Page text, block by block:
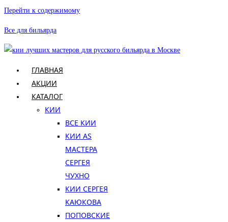
Перейти к содержимому
Все для бильярда
ГЛАВНАЯ
АКЦИИ
КАТАЛОГ
КИИ
ВСЕ КИИ
КИИ AS
МАСТЕРА
СЕРГЕЯ
ЧУХНО
КИИ СЕРГЕЯ
КАЮКОВА
ПОПОВСКИЕ